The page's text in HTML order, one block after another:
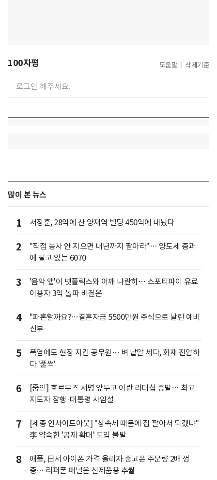
100자평 도움말 삭제기준
많이 본 뉴스
1 서장훈, 28억에 산 양재역 빌딩 450억에 내놨다
2
"직접 농사 안 지으면 내년까지 팔아라"… 양도세 중과
에 떨고 있는 6070
3
'음악 앱'이 넷플릭스와 어깨 나란히… 스포티파이 유료
이용자 3억 돌파 비결은
4
"파혼할까요?…결혼자금 5500만원 주식으로 날린 예비
신부
5
폭염에도 현장 지킨 공무원… 벼 낱알 세다, 화재 진압하
다 '풀썩'
6
[줌인] 호르무즈 서명 앞두고 이란 리더십 증발… 최고
지도자 잠행·대통령 사임설
7
[세종 인사이드아웃] "상속세 때문에 집 팔아서 되겠냐"
李 약속한 '공제 확대' 도입 불발
8
애플, 日서 아이폰 가격 올리자 중고폰 주문량 2배 껑
충… 리퍼폰 패널은 신제품용 추월